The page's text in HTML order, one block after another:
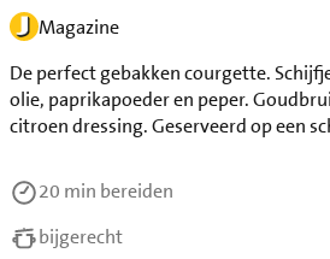
Magazine
De perfect gebakken courgette.
olie, paprikapoeder en peper.
citroen dressing. Geserveerd op een
20 min bereiden
bijgerecht